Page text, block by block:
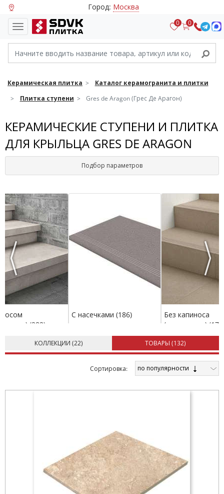
Город: Москва
0 0
Керамическая плитка
Каталог керамогранита и плитки
Плитка ступени
Gres de Aragon (Грес Де Арагон)
КЕРАМИЧЕСКИЕ СТУПЕНИ И ПЛИТКА
ДЛЯ КРЫЛЬЦА GRES DE ARAGON
Подбор параметров
Previous
(282)
С насечками (186)
Без капиноса
(капельникa)
Next
КОЛЛЕКЦИИ (22) ТОВАРЫ (132)
Cортировка: по популярности